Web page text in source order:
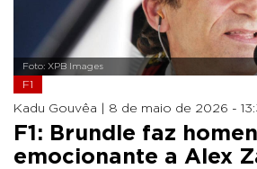
Foto: XPB Images
F1
Kadu Gouvêa | 8 de maio de 2026 -
F1: Brundle faz
emocionante a Alex